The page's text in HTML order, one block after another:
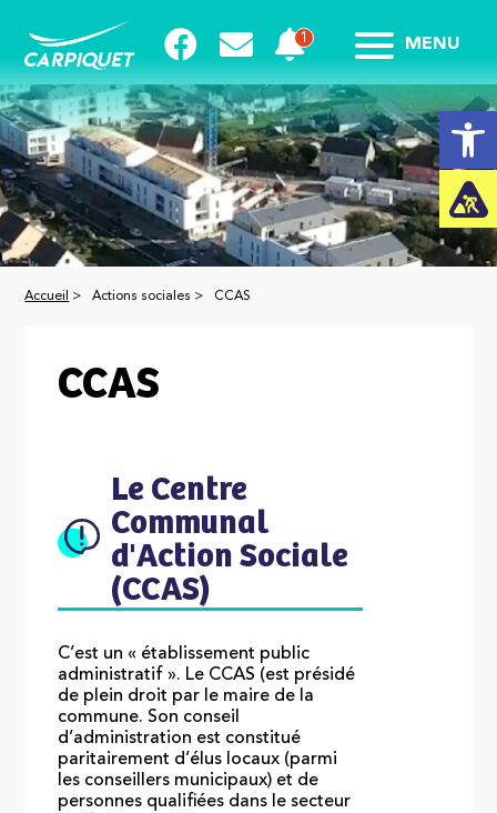
Ouvrir
MENU
Accueil > Actions sociales > CCAS
CCAS
Le Centre
Communal
d'Action Sociale
(CCAS)
C’est un « établissement public
administratif ». Le CCAS (est présidé
de plein droit par le maire de la
commune. Son conseil
d’administration est constitué
paritairement d’élus locaux (parmi
les conseillers municipaux) et de
personnes qualifiées dans le secteur